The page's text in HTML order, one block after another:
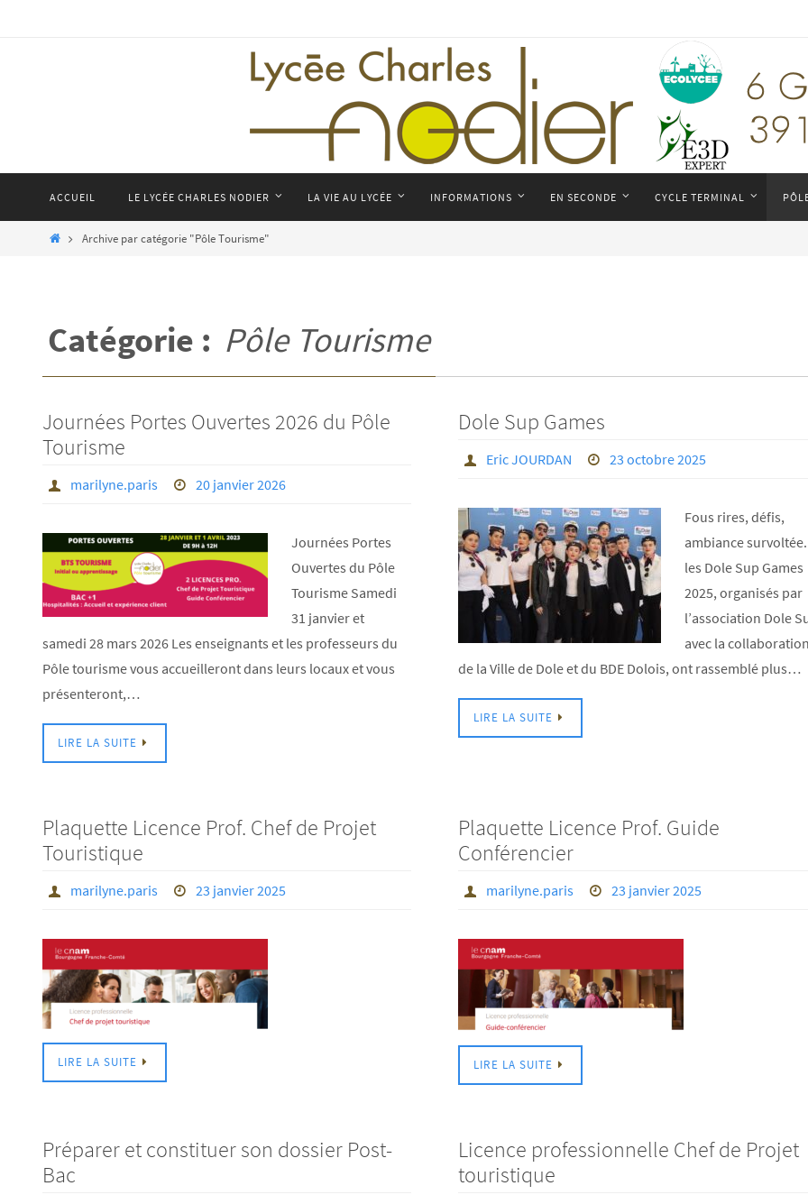
ACCUEIL LE LYCÉE CHARLES NODIER LA VIE AU LYCÉE INFORMATIONS EN SECONDE CYCLE TERMINAL
HomeArchive par catégorie "Pôle Tourisme"
Catégorie : Pôle Tourisme
Journées Portes Ouvertes 2026 du Pôle
Tourisme
marilyne.paris 20 janvier 2026
Journées Portes
Ouvertes du Pôle
Tourisme Samedi
31 janvier et
samedi 28 mars 2026 Les enseignants et les professeurs du
Pôle tourisme vous accueilleront dans leurs locaux et vous
présenteront,…
LIRE LA SUITE
Dole Sup Games
Eric JOURDAN 23 octobre 2025
Fous rires, défis,
ambiance
les Dole Sup Games
2025, organisés par
l’association Dole
avec la
de la Ville de Dole et du BDE Dolois, ont rassemblé plus…
LIRE LA SUITE
Plaquette Licence Prof. Chef de Projet
Touristique
marilyne.paris 23 janvier 2025
LIRE LA SUITE
Plaquette Licence Prof. Guide
Conférencier
marilyne.paris 23 janvier 2025
LIRE LA SUITE
Préparer et constituer son dossier Post-
Bac
Licence professionnelle Chef de Projet
touristique